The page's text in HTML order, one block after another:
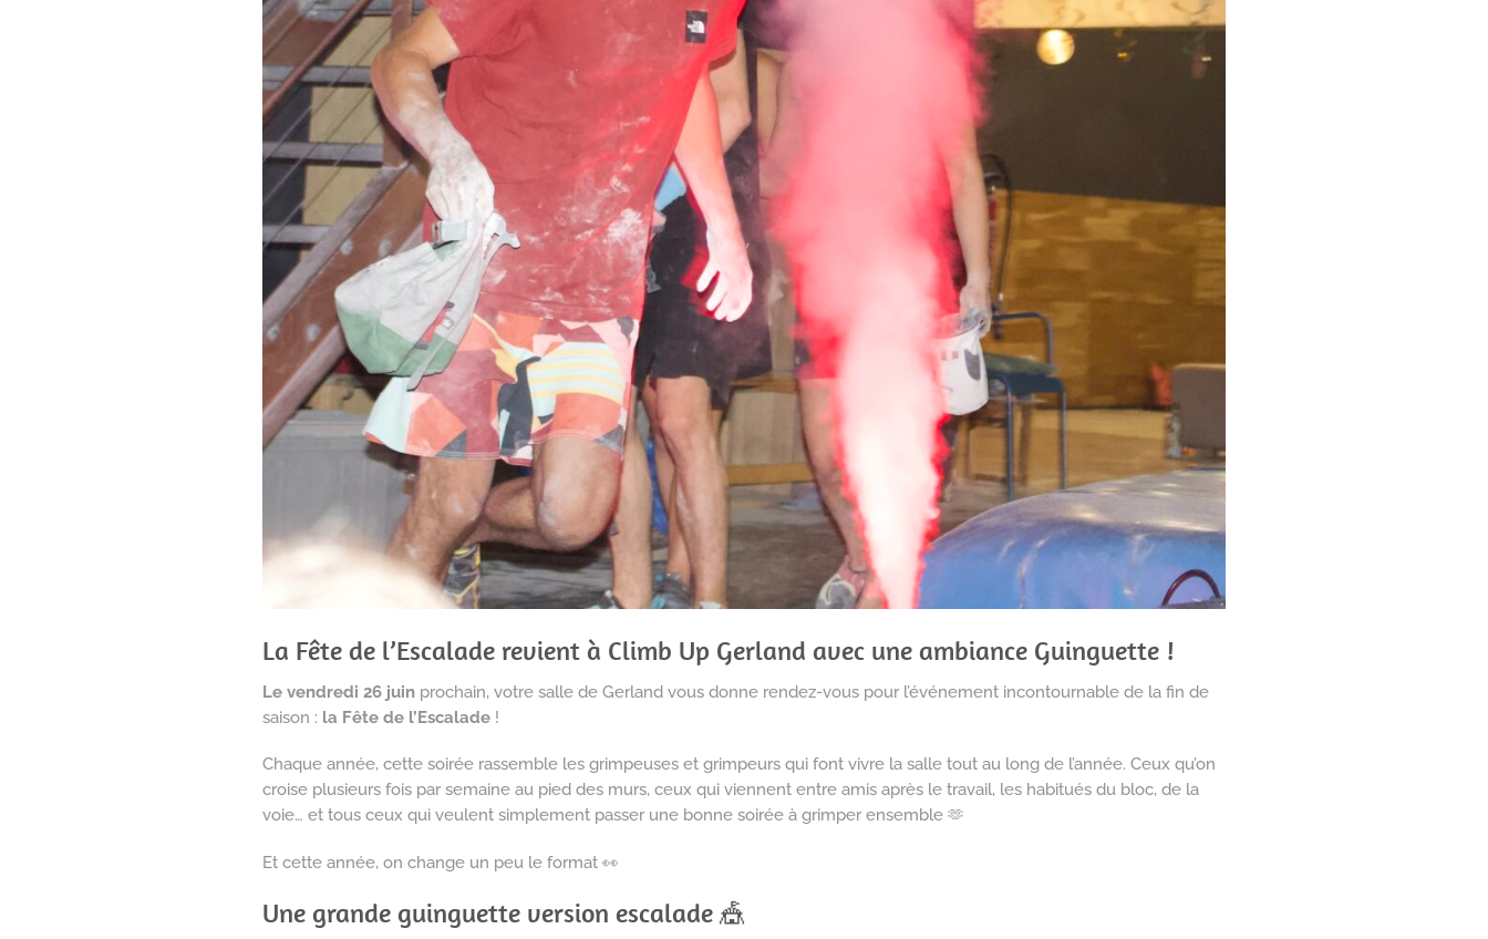
La Fête de l’Escalade revient à Climb Up Gerland avec une ambiance Guinguette !
Le vendredi 26 juin prochain, votre salle de Gerland vous donne rendez-vous pour l’événement incontournable de la fin de
saison : la Fête de l’Escalade !
Chaque année, cette soirée rassemble les grimpeuses et grimpeurs qui font vivre la salle tout au long de l’année. Ceux qu’on
croise plusieurs fois par semaine au pied des murs, ceux qui viennent entre amis après le travail, les habitués du bloc, de la
voie… et tous ceux qui veulent simplement passer une bonne soirée à grimper ensemble 🫶
Et cette année, on change un peu le format 👀
Une grande guinguette version escalade 🎪